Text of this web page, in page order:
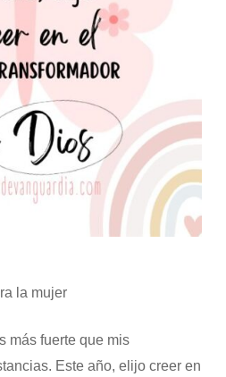
la mujer
más fuerte que mis
Este año, elijo creer en